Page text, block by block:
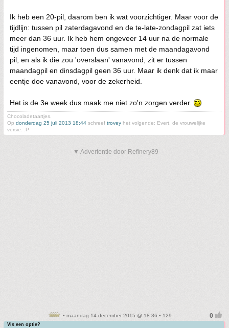
Ik heb een 20-pil, daarom ben ik wat voorzichtiger. Maar voor de
tijdlijn: tussen pil zaterdagavond en de te-late-zondagpil zat iets
meer dan 36 uur. Ik heb hem ongeveer 14 uur na de normale
tijd ingenomen, maar toen dus samen met de maandagavond
pil, en als ik die zou 'overslaan' vanavond, zit er tussen
maandagpil en dinsdagpil geen 36 uur. Maar ik denk dat ik maar
eentje doe vanavond, voor de zekerheid.
Het is de 3e week dus maak me niet zo'n zorgen verder.
Chocoladetaartjes.
Op donderdag 25 juli 2013 18:44 schreef trovey het volgende: Evert, de vrouwelijke
versie. :P
▼ Advertentie door Refinery89
• maandag 14 december 2015 @ 18:36 • 129
Vis een optie?